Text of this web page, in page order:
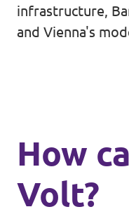
infrastructure,
and Vienna's
How
Volt?